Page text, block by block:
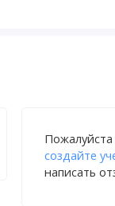
Пожалуйста
создайте
написать